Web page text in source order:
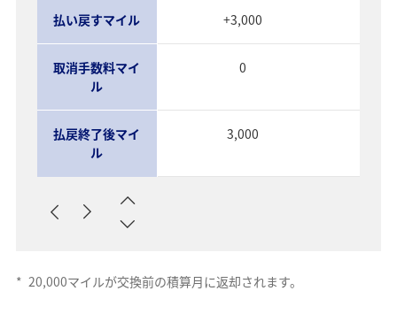
払い戻すマイル +3,000
取消手数料マイ
ル
0
払戻終了後マイ
ル
3,000
* 20,000マイルが交換前の積算月に返却されます。